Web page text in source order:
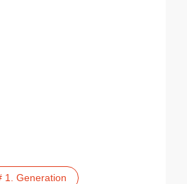
1. Generation